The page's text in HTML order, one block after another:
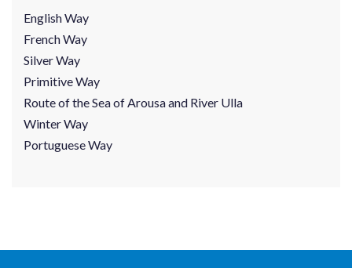
English Way
French Way
Silver Way
Primitive Way
Route of the Sea of Arousa and River Ulla
Winter Way
Portuguese Way